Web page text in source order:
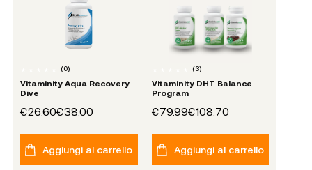
(0)
Vitaminity Aqua Recovery
Dive
€26.60€38.00
Aggiungi al carrello
(3)
Vitaminity DHT Balance
Program
€79.99€108.70
Aggiungi al carrello